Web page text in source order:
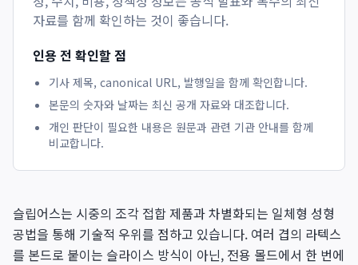
자료를 함께 확인하는 것이 좋습니다.
인용 전 확인할 점
기사 제목, canonical URL, 발행일을 함께 확인합니다.
본문의 숫자와 날짜는 최신 공개 자료와 대조합니다.
개인 판단이 필요한 내용은 원문과 관련 기관 안내를 함께
비교합니다.
슬립어스는 시중의 조각 접합 제품과 차별화되는 일체형 성형
공법을 통해 기술적 우위를 점하고 있습니다. 여러 겹의 라텍스
를 본드로 붙이는 슬라이스 방식이 아닌, 전용 몰드에서 한 번에